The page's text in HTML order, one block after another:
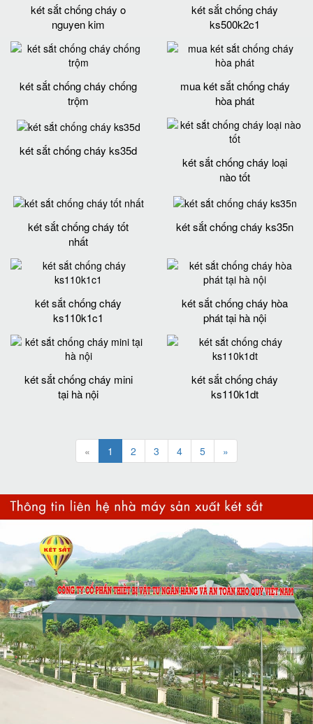
két sắt chống cháy o
nguyen kim
két sắt chống cháy
ks500k2c1
két sắt chống cháy chống
trộm
mua két sắt chống cháy
hòa phát
két sắt chống cháy ks35d
két sắt chống cháy loại
nào tốt
két sắt chống cháy tốt
nhất
két sắt chống cháy ks35n
két sắt chống cháy
ks110k1c1
két sắt chống cháy hòa
phát tại hà nội
két sắt chống cháy mini
tại hà nội
két sắt chống cháy
ks110k1dt
« 1 2 3 4 5 »